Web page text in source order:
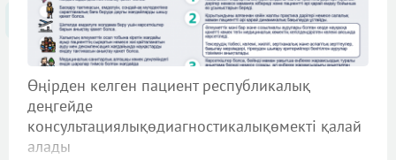
Өңірден келген пациент республикалық
деңгейде
консультациялықөдиагностикалықөмекті қалай
алады